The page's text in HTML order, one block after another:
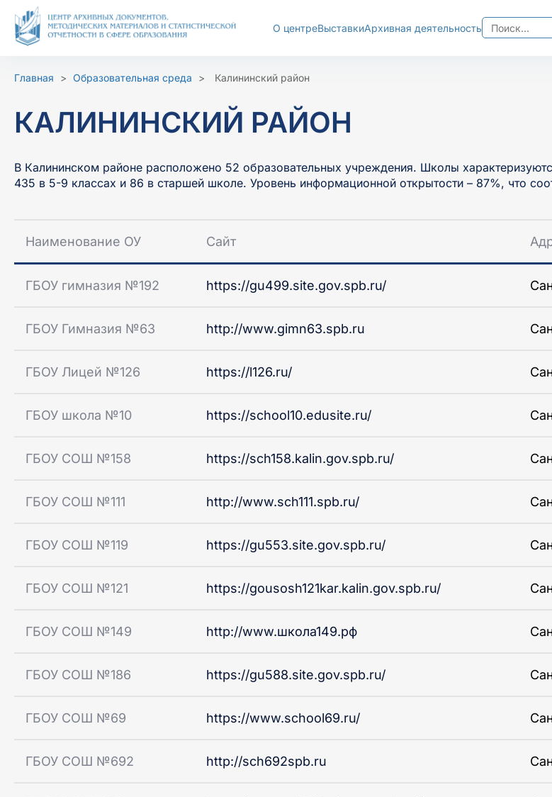
О центреВыставкиАрхивная деятельность
Найти:
Перейти
содержимому
Главная > Образовательная среда > Калининский район
КАЛИНИНСКИЙ РАЙОН
В Калининском районе расположено 52 образовательных учреждения. Школы
435 в 5-9 классах и 86 в старшей школе. Уровень информационной открытости – 87%, что
Наименование ОУ Сайт
ГБОУ гимназия №192 https://gu499.site.gov.spb.ru/
ГБОУ Гимназия №63 http://www.gimn63.spb.ru
ГБОУ Лицей №126 https://l126.ru/
ГБОУ школа №10 https://school10.edusite.ru/
ГБОУ СОШ №158 https://sch158.kalin.gov.spb.ru/
ГБОУ СОШ №111 http://www.sch111.spb.ru/
ГБОУ СОШ №119 https://gu553.site.gov.spb.ru/
ГБОУ СОШ №121 https://gousosh121kar.kalin.gov.spb.ru/
ГБОУ СОШ №149 http://www.школа149.рф
ГБОУ СОШ №186 https://gu588.site.gov.spb.ru/
ГБОУ СОШ №69 https://www.school69.ru/
ГБОУ СОШ №692 http://sch692spb.ru
А- А+ Ц Ц Ц